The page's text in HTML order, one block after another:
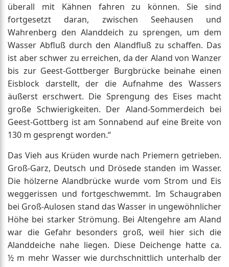
überall mit Kähnen fahren zu können. Sie sind
fortgesetzt daran, zwischen Seehausen und
Wahrenberg den Alanddeich zu sprengen, um dem
Wasser Abfluß durch den Alandfluß zu schaffen. Das
ist aber schwer zu erreichen, da der Aland von Wanzer
bis zur Geest-Gottberger Burgbrücke beinahe einen
Eisblock darstellt, der die Aufnahme des Wassers
äußerst erschwert. Die Sprengung des Eises macht
große Schwierigkeiten. Der Aland-Sommerdeich bei
Geest-Gottberg ist am Sonnabend auf eine Breite von
130 m gesprengt worden.“
Das Vieh aus Krüden wurde nach Priemern getrieben.
Groß-Garz, Deutsch und Drösede standen im Wasser.
Die hölzerne Alandbrücke wurde vom Strom und Eis
weggerissen und fortgeschwemmt. Im Schaugraben
bei Groß-Aulosen stand das Wasser in ungewöhnlicher
Höhe bei starker Strömung. Bei Altengehre am Aland
war die Gefahr besonders groß, weil hier sich die
Alanddeiche nahe liegen. Diese Deichenge hatte ca.
½ m mehr Wasser wie durchschnittlich unterhalb der